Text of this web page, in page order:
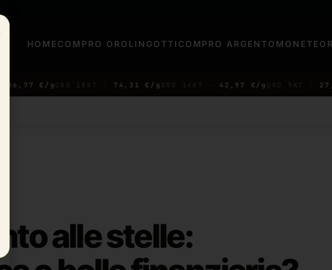
HOMECOMPRO ORO LINGOTTI COMPRO ARGENTO MONETE
€/g ORO 18KT · 74,31 €/g ORO 14KT · 42,97 €/g ORO 9KT · 27,78
alle stelle: